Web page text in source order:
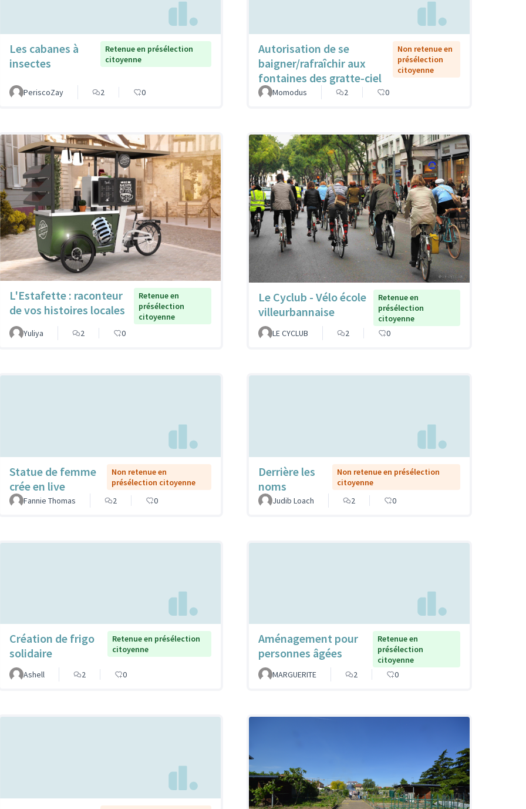
Les cabanes à
insectes
Retenue en présélection
citoyenne
PeriscoZay 2 0
Autorisation de se
baigner/rafraîchir aux
fontaines des gratte-ciel
Non retenue en
présélection
citoyenne
Momodus 2 0
L'Estafette : raconteur
de vos histoires locales
Retenue en
présélection
citoyenne
Yuliya
2 0
Le Cyclub - Vélo école
villeurbannaise
Retenue en
présélection
citoyenne
LE CYCLUB
2 0
Statue de femme
crée en live
Non retenue en
présélection citoyenne
Fannie Thomas
2 0
Derrière les
noms
Non retenue en présélection
citoyenne
Judib Loach
2 0
Création de frigo
solidaire
Retenue en présélection
citoyenne
Ashell 2 0
Aménagement pour
personnes âgées
Retenue en
présélection
citoyenne
MARGUERITE
2 0